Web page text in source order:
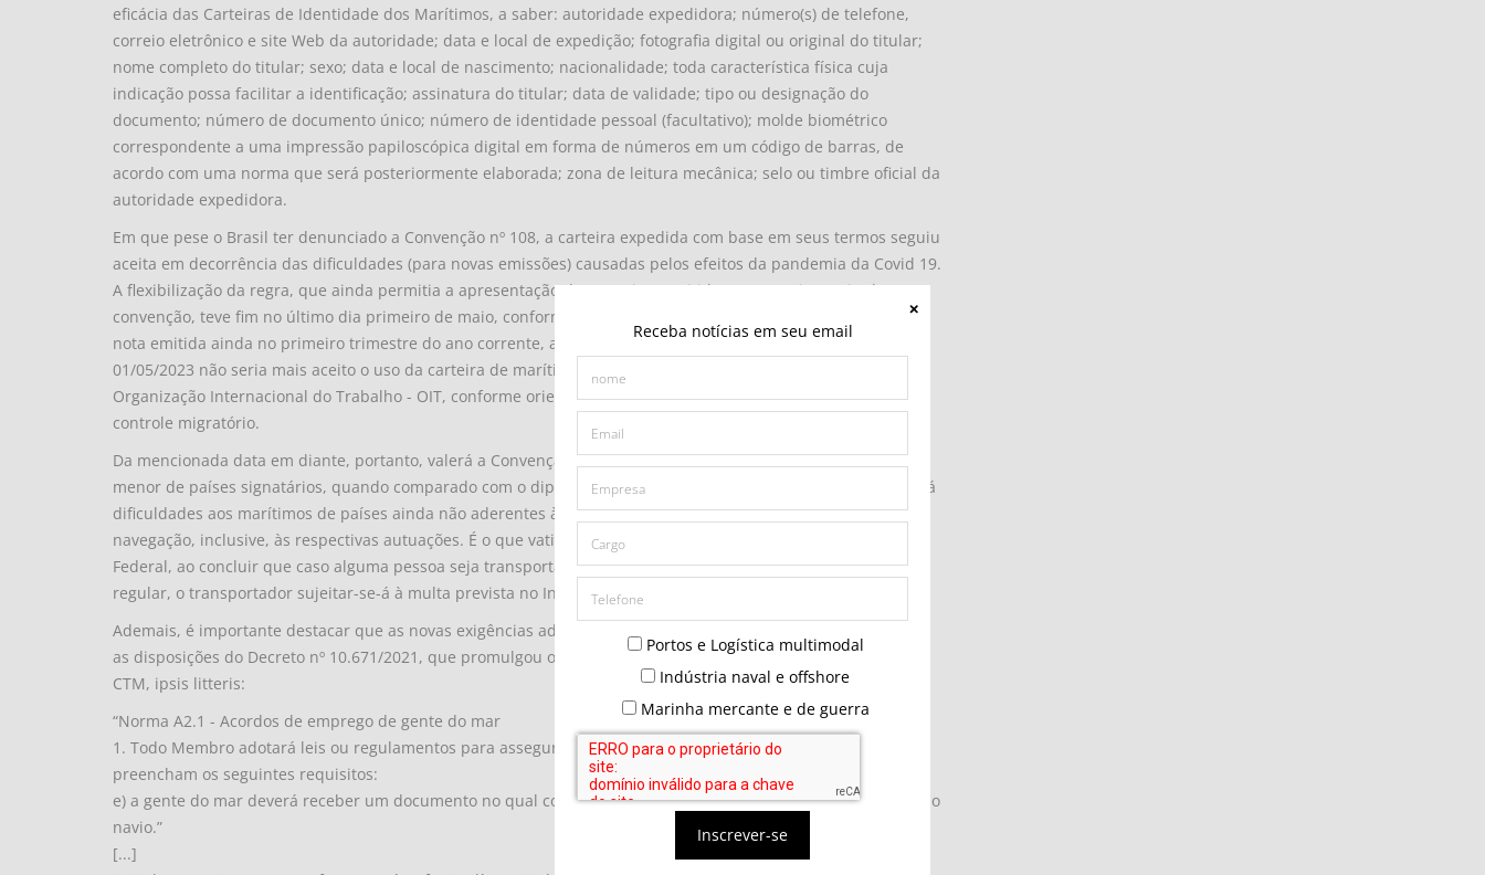
Receba notícias em seu email
Portos e Logística multimodal
Indústria naval e offshore
Marinha mercante e de guerra
Inscrever-se
eficácia das Carteiras de Identidade dos Marítimos, a saber: autoridade expedidora; número(s) de telefone,
correio eletrônico e site Web da autoridade; data e local de expedição; fotografia digital ou original do titular;
nome completo do titular; sexo; data e local de nascimento; nacionalidade; toda característica física cuja
indicação possa facilitar a identificação; assinatura do titular; data de validade; tipo ou designação do
documento; número de documento único; número de identidade pessoal (facultativo); molde biométrico
correspondente a uma impressão papiloscópica digital em forma de números em um código de barras, de
acordo com uma norma que será posteriormente elaborada; zona de leitura mecânica; selo ou timbre oficial da
autoridade expedidora.
Em que pese o Brasil ter denunciado a Convenção nº 108, a carteira expedida com base em seus termos seguiu
aceita em decorrência das dificuldades (para novas emissões) causadas pelos efeitos da pandemia da Covid 19.
A flexibilização da regra, que ainda permitia a apresentação das carteiras emitidas com esteio na citada
convenção, teve fim no último dia primeiro de maio, conforme ressaltado pelo órgão federal. Dessa forma, na
nota emitida ainda no primeiro trimestre do ano corrente, a Polícia Federal destacou que a partir de
01/05/2023 não seria mais aceito o uso da carteira de marítimo expedida nos termos da Convenção nº 108 da
Organização Internacional do Trabalho - OIT, conforme orientação repassada ainda em 2022, para fins de
controle migratório.
Da mencionada data em diante, portanto, valerá a Convenção nº 185 da OIT, que ainda apresenta um número
menor de países signatários, quando comparado com o diploma anterior. Essa constatação, na prática, imporá
dificuldades aos marítimos de países ainda não aderentes à novel convenção, sujeitando as empresas de
navegação, inclusive, às respectivas autuações. É o que vaticina o próprio comunicado emitido pela Polícia
Federal, ao concluir que caso alguma pessoa seja transportada para o Brasil sem a documentação migratória
regular, o transportador sujeitar-se-á à multa prevista no Inciso V do artigo 109 da Lei 13.445/2017.
Ademais, é importante destacar que as novas exigências advindas com a referida convenção convergem com
as disposições do Decreto nº 10.671/2021, que promulgou o texto da Convenção sobre Trabalho Marítimo –
CTM, ipsis litteris:
“Norma A2.1 - Acordos de emprego de gente do mar
1. Todo Membro adotará leis ou regulamentos para assegurar que os navios que arvoram sua bandeira
preencham os seguintes requisitos:
e) a gente do mar deverá receber um documento no qual conste o registro referente a seu emprego a bordo do
navio.”
[...]